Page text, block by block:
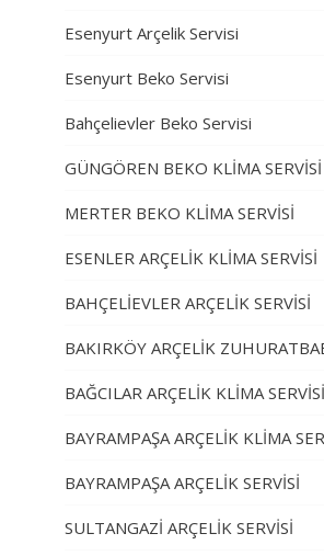
Esenyurt Arçelik Servisi
Esenyurt Beko Servisi
Bahçelievler Beko Servisi
GÜNGÖREN BEKO KLİMA SERVİSİ
MERTER BEKO KLİMA SERVİSİ
ESENLER ARÇELİK KLİMA SERVİSİ
BAHÇELİEVLER ARÇELİK SERVİSİ
BAKIRKÖY ARÇELİK
BAĞCILAR ARÇELİK KLİMA SERVİSİ
BAYRAMPAŞA ARÇELİK KLİMA
BAYRAMPAŞA ARÇELİK SERVİSİ
SULTANGAZİ ARÇELİK SERVİSİ